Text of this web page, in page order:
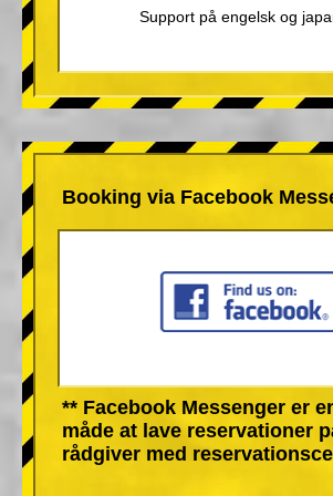
Support på engelsk og
Booking via Facebook
** Facebook Messenger er
måde at lave reservationer
rådgiver med